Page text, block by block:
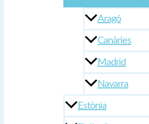
Aragó
Canàries
Madrid
Navarra
Estònia